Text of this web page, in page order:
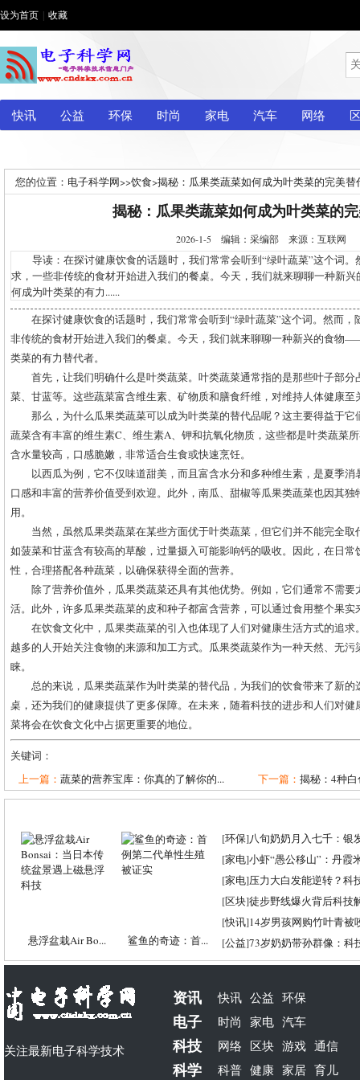
设为首页 收藏
快讯 公益 环保 时尚 家电 汽车 网络
您的位置： 电子科学网>>饮食>揭秘：瓜果类蔬菜如何成为叶类菜的完美替
揭秘：瓜果类蔬菜如何成为叶类菜的
2026-1-5 编辑：采编部 来源：互联网
导读：在探讨健康饮食的话题时，我们常常会听到“绿叶蔬菜”这个词。
求，一些非传统的食材开始进入我们的餐桌。今天，我们就来聊聊一种新
何成为叶类菜的有力......
在探讨健康饮食的话题时，我们常常会听到“绿叶蔬菜”这个词。然而
非传统的食材开始进入我们的餐桌。今天，我们就来聊聊一种新兴的食物
类菜的有力替代者。
首先，让我们明确什么是叶类蔬菜。叶类蔬菜通常指的是那些叶子部
菜、甘蓝等。这些蔬菜富含维生素、矿物质和膳食纤维，对维持人体健康至
那么，为什么瓜果类蔬菜可以成为叶类菜的替代品呢？这主要得益于
蔬菜含有丰富的维生素C、维生素A、钾和抗氧化物质，这些都是叶类蔬菜
含水量较高，口感脆嫩，非常适合生食或快速烹饪。
以西瓜为例，它不仅味道甜美，而且富含水分和多种维生素，是夏季
口感和丰富的营养价值受到欢迎。此外，南瓜、甜椒等瓜果类蔬菜也因其
用。
当然，虽然瓜果类蔬菜在某些方面优于叶类蔬菜，但它们并不能完全
如菠菜和甘蓝含有较高的草酸，过量摄入可能影响钙的吸收。因此，在日
性，合理搭配各种蔬菜，以确保获得全面的营养。
除了营养价值外，瓜果类蔬菜还具有其他优势。例如，它们通常不需
活。此外，许多瓜果类蔬菜的皮和种子都富含营养，可以通过食用整个果实
在饮食文化中，瓜果类蔬菜的引入也体现了人们对健康生活方式的追
越多的人开始关注食物的来源和加工方式。瓜果类蔬菜作为一种天然、无
睐。
总的来说，瓜果类蔬菜作为叶类菜的替代品，为我们的饮食带来了新
桌，还为我们的健康提供了更多保障。在未来，随着科技的进步和人们对
菜将会在饮食文化中占据更重要的地位。
关键词：
上一篇： 蔬菜的营养宝库：你真的了解你的... 下一篇： 揭秘：4种
悬浮盆栽Air Bo... 鲨鱼的奇迹：首...
[环保]八旬奶奶月入七千：银
[家电]小虾“愚公移山”：丹霞
[家电]压力大白发能逆转？科
[区块]徒步野线爆火背后科技
[快讯]14岁男孩网购竹叶青被
[公益]73岁奶奶带孙群像：科
关注最新电子科学技术
资讯 快讯 公益 环保
电子 时尚 家电 汽车
科技 网络 区块 游戏 通信
科学 科普 健康 家居 育儿